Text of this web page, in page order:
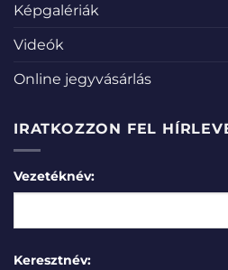
Képgalériák
Videók
Online jegyvásárlás
IRATKOZZON FEL
Vezetéknév:
Keresztnév: